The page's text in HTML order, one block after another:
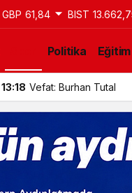
GBP 61,84 BIST
Politika Eğitim
13:18 Vefat: Burhan Tutal